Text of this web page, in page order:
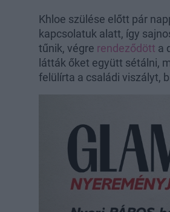
Khloe szülése előtt pár
kapcsolatuk alatt, így
tűnik, végre rendeződött a
látták őket együtt sétálni,
felülírta a családi viszályt,